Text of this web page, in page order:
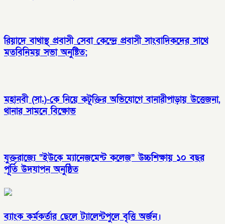
রিয়াদে বাথাস্থ প্রবাসী সেবা কেন্দ্রে প্রবাসী সাংবাদিকদের সাথে
মতবিনিময় সভা অনুষ্টিত;
মহানবী (সা.)-কে নিয়ে কটূক্তির অভিযোগে বানারীপাড়ায় উত্তেজনা,
থানার সামনে বিক্ষোভ
যুক্তরাজ্যে “ইউকে ম্যানেজমেন্ট কলেজ” উচ্চশিক্ষায় ১০ বছর
পূর্তি উদযাপন অনুষ্ঠিত
ব্যাংক কর্মকর্তার ছেলে ট্যালেন্টপুলে বৃত্তি অর্জন।